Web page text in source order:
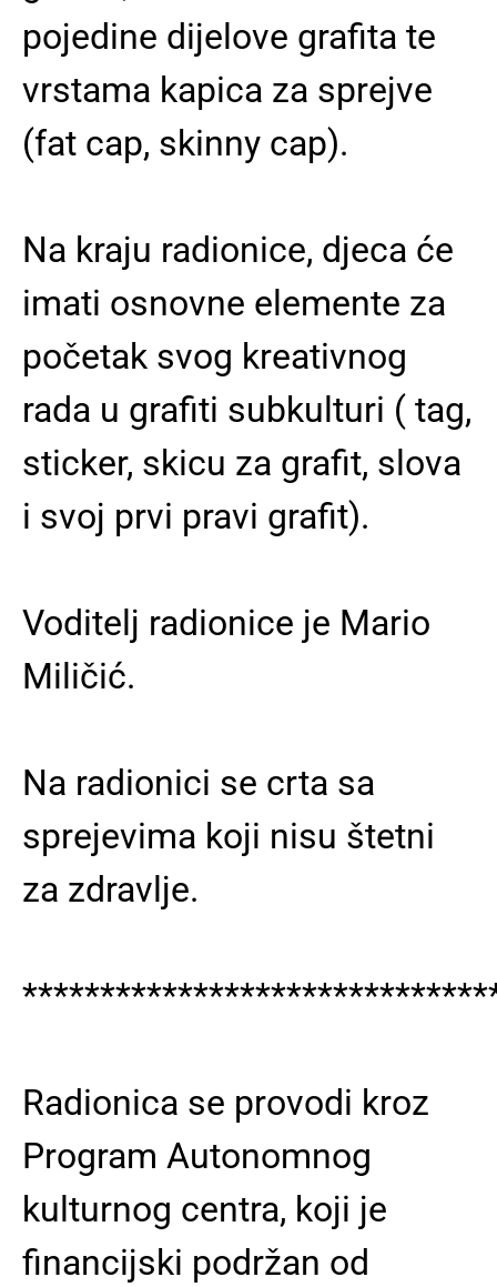
pojedine dijelove grafita te
vrstama kapica za sprejve
(fat cap, skinny cap).
Na kraju radionice, djeca će
imati osnovne elemente za
početak svog kreativnog
rada u grafiti subkulturi ( tag,
sticker, skicu za grafit, slova
i svoj prvi pravi grafit).
Voditelj radionice je Mario
Miličić.
Na radionici se crta sa
sprejevima koji nisu štetni
za zdravlje.
Radionica se provodi kroz
Program Autonomnog
kulturnog centra, koji je
financijski podržan od